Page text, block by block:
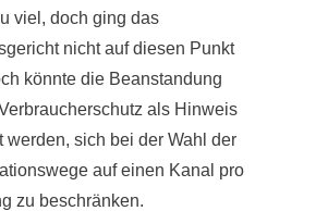
viel, doch ging das
nicht auf diesen Punkt
könnte die Beanstandung
als Hinweis
werden, sich bei der Wahl der
auf einen Kanal pro
zu beschränken.